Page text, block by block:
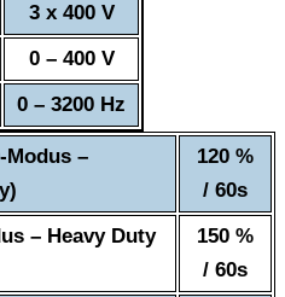
3 x 400 V
0 – 400 V
0 – 3200 Hz
–
120 %
/ 60s
– Heavy Duty
150 %
/ 60s